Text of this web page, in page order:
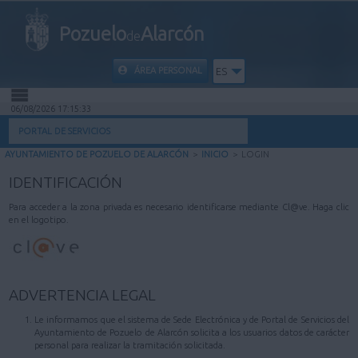
PozuelodeAlarcón
ÁREA PERSONAL ES
INICIO
MI CARPETA
INFORMACIÓN MUNICIPAL
AYUDA
06/08/2026 17:15:33
PORTAL DE SERVICIOS
AYUNTAMIENTO DE POZUELO DE ALARCÓN > INICIO > LOGIN
IDENTIFICACIÓN
Para acceder a la zona privada es necesario identificarse mediante Cl@ve. Haga clic
en el logotipo.
ADVERTENCIA LEGAL
Le informamos que el sistema de Sede Electrónica y de Portal de Servicios del
Ayuntamiento de Pozuelo de Alarcón solicita a los usuarios datos de carácter
personal para realizar la tramitación solicitada.